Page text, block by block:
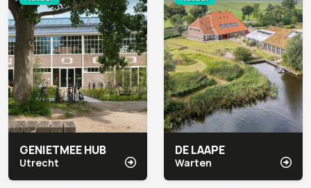
GENIETMEE HUB
Utrecht
DE LAAPE
Warten